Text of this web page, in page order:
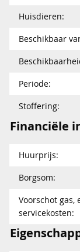
Huisdieren:
Beschikbaar
Periode:
Stoffering:
Financiële
Huurprijs:
Borgsom:
Voorschot gas,
servicekosten: